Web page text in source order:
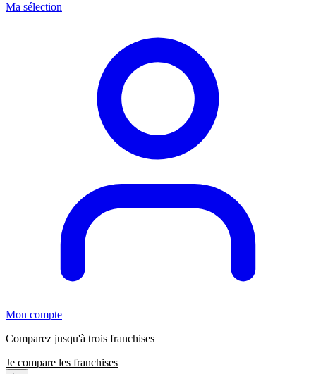
Ma sélection
Mon compte
Comparez jusqu'à trois franchises
Je compare les franchises